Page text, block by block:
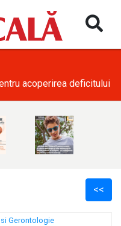
acoperirea deficitului
<<
Gerontologie